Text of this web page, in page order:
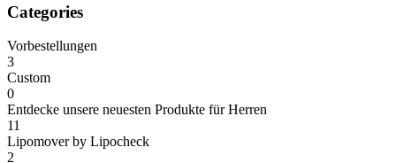
Categories
Vorbestellungen
3
Custom
0
Entdecke unsere neuesten Produkte für Herren
11
Lipomover by Lipocheck
2